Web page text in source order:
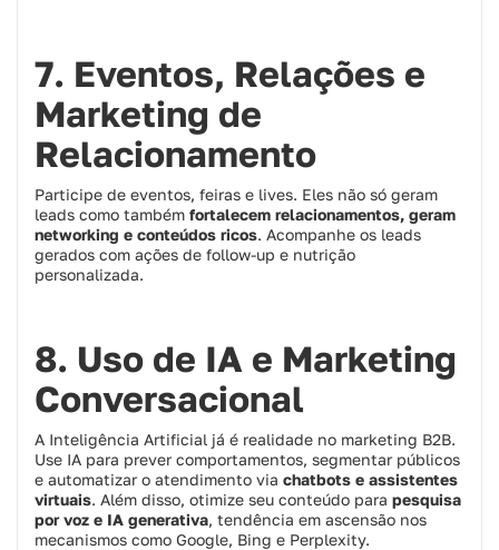
7. Eventos, Relações e
Marketing de
Relacionamento
Participe de eventos, feiras e lives. Eles não só geram
leads como também fortalecem relacionamentos, geram
networking e conteúdos ricos. Acompanhe os leads
gerados com ações de follow-up e nutrição
personalizada.
8. Uso de IA e Marketing
Conversacional
A Inteligência Artificial já é realidade no marketing B2B.
Use IA para prever comportamentos, segmentar públicos
e automatizar o atendimento via chatbots e assistentes
virtuais. Além disso, otimize seu conteúdo para pesquisa
por voz e IA generativa, tendência em ascensão nos
mecanismos como Google, Bing e Perplexity.